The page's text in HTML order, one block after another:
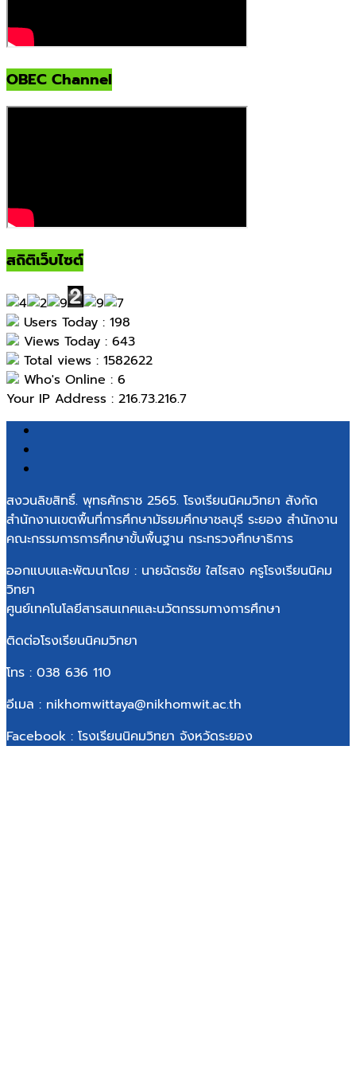
OBEC Channel
สถิติเว็บไซต์
Users Today : 198
Views Today : 643
Total views : 1582622
Who's Online : 6
Your IP Address : 216.73.216.7
สงวนลิขสิทธิ์. พุทธศักราช 2565. โรงเรียนนิคมวิทยา สังกัด
สำนักงานเขตพื้นที่การศึกษามัธยมศึกษาชลบุรี ระยอง สำนักงาน
คณะกรรมการการศึกษาขั้นพื้นฐาน กระทรวงศึกษาธิการ
ออกแบบและพัฒนาโดย : นายฉัตรชัย ใสไธสง ครูโรงเรียนนิคม
วิทยา
ศูนย์เทคโนโลยีสารสนเทศและนวัตกรรมทางการศึกษา
ติดต่อโรงเรียนนิคมวิทยา
โทร : 038 636 110
อีเมล : nikhomwittaya@nikhomwit.ac.th
Facebook : โรงเรียนนิคมวิทยา จังหวัดระยอง